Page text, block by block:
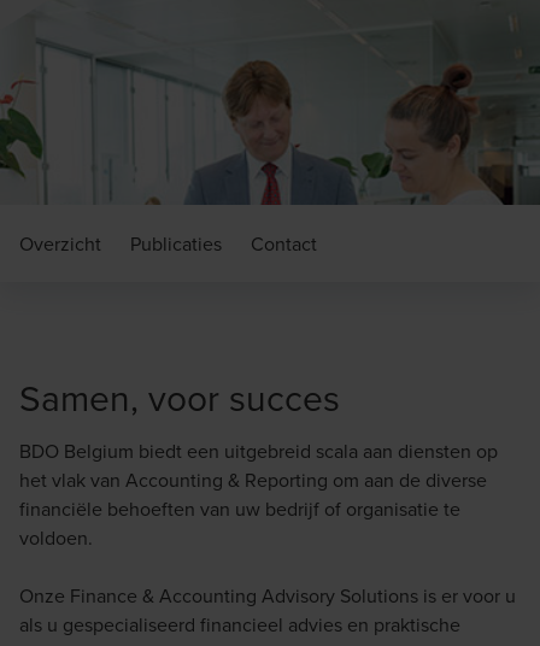
Overzicht Publicaties Contact
Samen, voor succes
BDO Belgium biedt een uitgebreid scala aan diensten op
het vlak van Accounting & Reporting om aan de diverse
financiële behoeften van uw bedrijf of organisatie te
voldoen.
Onze Finance & Accounting Advisory Solutions is er voor u
als u gespecialiseerd financieel advies en praktische